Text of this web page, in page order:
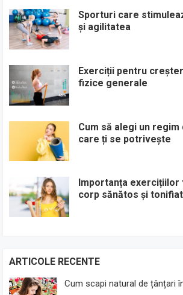
Sporturi care
și agilitatea
Exerciții pentru
fizice generale
Cum să alegi un
care ți se potrivește
Importanța
corp sănătos și tonifiat
ARTICOLE RECENTE
Cum scapi natural de țânțari